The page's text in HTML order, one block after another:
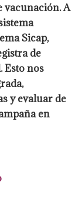
vacunación. A
Sicap,
de
Esto nos
y evaluar de
en